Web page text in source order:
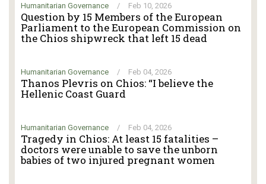
Humanitarian Governance / Feb 10, 2026
Question by 15 Members of the European
Parliament to the European Commission on
the Chios shipwreck that left 15 dead
Humanitarian Governance / Feb 04, 2026
Thanos Plevris on Chios: “I believe the
Hellenic Coast Guard
Humanitarian Governance / Feb 04, 2026
Tragedy in Chios: At least 15 fatalities –
doctors were unable to save the unborn
babies of two injured pregnant women